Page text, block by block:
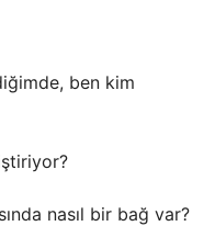
ben kim
nasıl bir bağ var?